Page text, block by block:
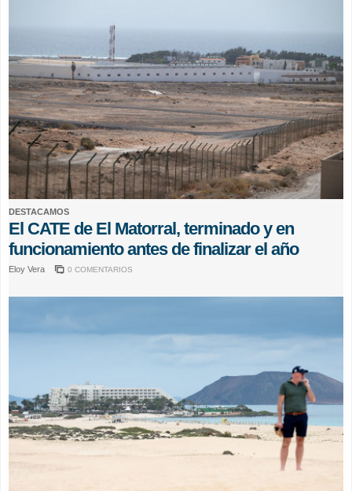
DESTACAMOS
El CATE de El Matorral, terminado y en
funcionamiento antes de finalizar el año
Eloy Vera 0 COMENTARIOS